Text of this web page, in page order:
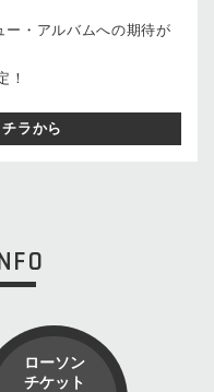
・アルバムへの期待が
！
ラから
ローソン
チケット